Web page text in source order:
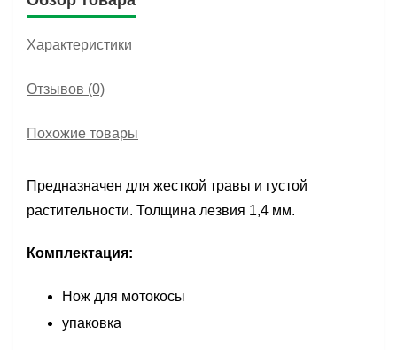
Характеристики
Отзывов (0)
Похожие товары
Предназначен для жесткой травы и густой
растительности. Толщина лезвия 1,4 мм.
Комплектация:
Нож для мотокосы
упаковка